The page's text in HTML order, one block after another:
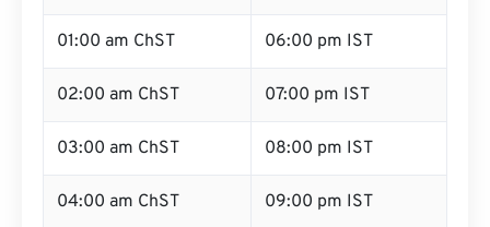
01:00 am ChST 06:00 pm IST
02:00 am ChST 07:00 pm IST
03:00 am ChST 08:00 pm IST
04:00 am ChST 09:00 pm IST